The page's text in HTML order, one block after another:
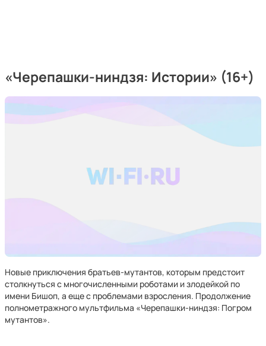
«Черепашки-ниндзя: Истории» (16+)
Новые приключения братьев-мутантов, которым предстоит
столкнуться с многочисленными роботами и злодейкой по
имени Бишоп, а еще с проблемами взросления. Продолжение
полнометражного мультфильма «Черепашки-ниндзя: Погром
мутантов».